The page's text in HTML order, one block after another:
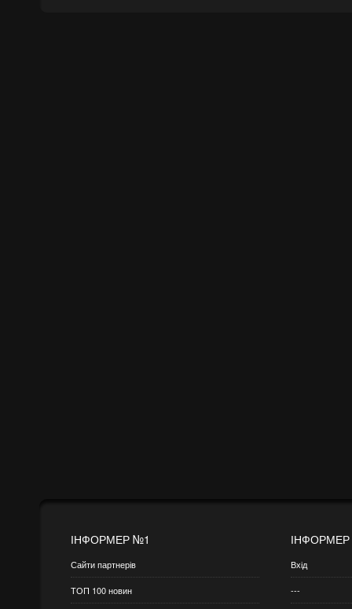
ІНФОРМЕР №1
Сайти партнерів
ТОП 100 новин
Вхід
---